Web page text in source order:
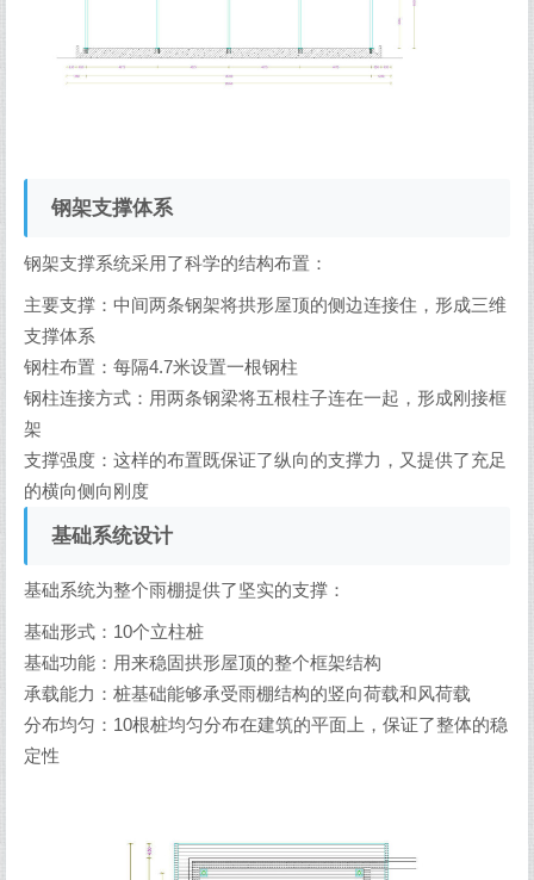
钢架支撑体系
钢架支撑系统采用了科学的结构布置：
主要支撑：中间两条钢架将拱形屋顶的侧边连接住，形成三维
支撑体系
钢柱布置：每隔4.7米设置一根钢柱
钢柱连接方式：用两条钢梁将五根柱子连在一起，形成刚接框
架
支撑强度：这样的布置既保证了纵向的支撑力，又提供了充足
的横向侧向刚度
基础系统设计
基础系统为整个雨棚提供了坚实的支撑：
基础形式：10个立柱桩
基础功能：用来稳固拱形屋顶的整个框架结构
承载能力：桩基础能够承受雨棚结构的竖向荷载和风荷载
分布均匀：10根桩均匀分布在建筑的平面上，保证了整体的稳
定性